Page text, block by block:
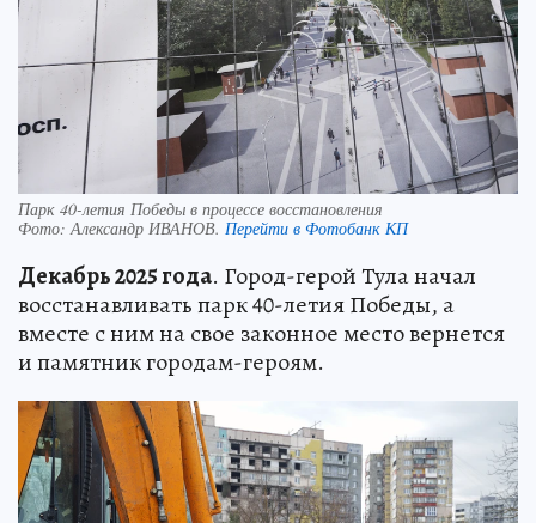
Парк 40-летия Победы в процессе восстановления
Фото:Александр ИВАНОВ. Перейти в Фотобанк КП
Декабрь 2025 года. Город-герой Тула начал
восстанавливать парк 40-летия Победы, а
вместе с ним на свое законное место вернется
и памятник городам-героям.